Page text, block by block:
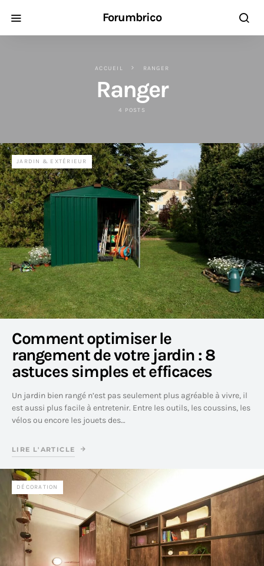
Forumbrico
ACCUEIL RANGER
Ranger
4 POSTS
JARDIN & EXTÉRIEUR
Comment optimiser le
rangement de votre jardin : 8
astuces simples et efficaces
Un jardin bien rangé n’est pas seulement plus agréable à vivre, il
est aussi plus facile à entretenir. Entre les outils, les coussins, les
vélos ou encore les jouets des…
LIRE L'ARTICLE
DÉCORATION